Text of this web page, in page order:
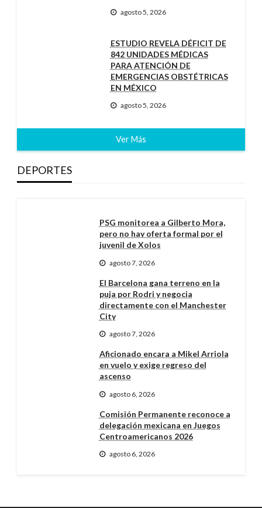
agosto 5, 2026
ESTUDIO REVELA DÉFICIT DE
842 UNIDADES MÉDICAS
PARA ATENCIÓN DE
EMERGENCIAS OBSTÉTRICAS
EN MÉXICO
agosto 5, 2026
Ver Más
DEPORTES
PSG monitorea a Gilberto Mora,
pero no hay oferta formal por el
juvenil de Xolos
agosto 7, 2026
El Barcelona gana terreno en la
puja por Rodri y negocia
directamente con el Manchester
City
agosto 7, 2026
Aficionado encara a Mikel Arriola
en vuelo y exige regreso del
ascenso
agosto 6, 2026
Comisión Permanente reconoce a
delegación mexicana en Juegos
Centroamericanos 2026
agosto 6, 2026